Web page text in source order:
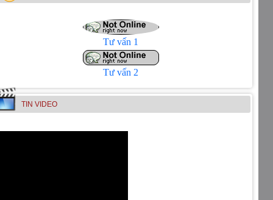
Tư vấn 1
Tư vấn 2
TIN VIDEO